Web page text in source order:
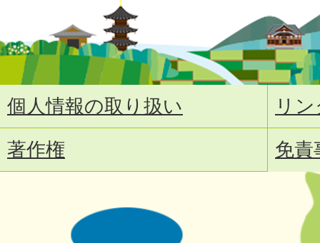
個人情報の取り扱い
リ
著作権
免責